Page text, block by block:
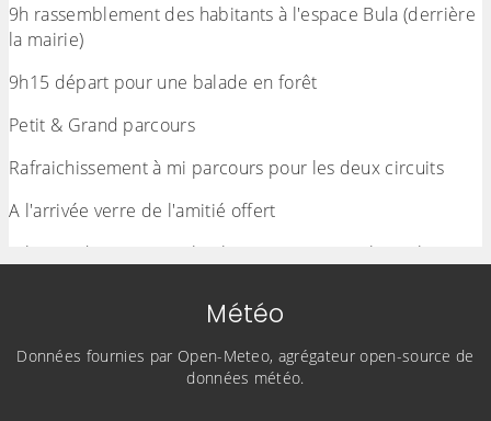
9h rassemblement des habitants à l'espace Bula (derrière
la mairie)
9h15 départ pour une balade en forêt
Petit & Grand parcours
Rafraichissement à mi parcours pour les deux circuits
A l'arrivée verre de l'amitié offert
A l'issue de cette marche, les personnes qui le souhaitent
Un barbecue, des tables et bancs seront à disposition.
Apportez boules de pétanque, raquettes, ballons, cartes,
Météo
Données fournies par Open-Meteo, agrégateur open-source de
données météo.